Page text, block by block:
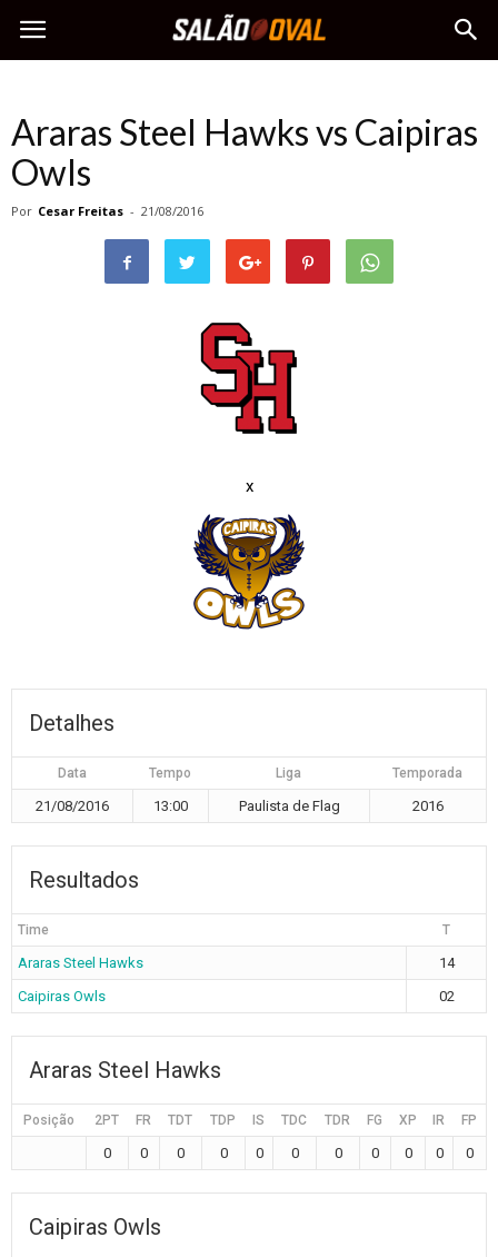
Araras Steel Hawks vs Caipiras
Owls
Por Cesar Freitas - 21/08/2016
x
Detalhes
Data Tempo Liga Temporada
21/08/2016 13:00 Paulista de Flag 2016
Resultados
Time T
Araras Steel Hawks
14
Caipiras Owls
02
Araras Steel Hawks
Posição 2PT FR TDT TDP IS TDC TDR FG XP IR FP
0 0 0 0 0 0 0 0 0 0 0
Caipiras Owls